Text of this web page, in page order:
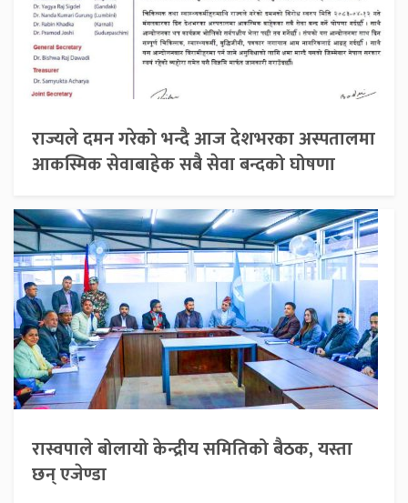
राज्यले दमन गरेको भन्दै आज देशभरका अस्पतालमा
आकस्मिक सेवाबाहेक सबै सेवा बन्दको घोषणा
रास्वपाले बोलायो केन्द्रीय समितिको बैठक, यस्ता
छन् एजेण्डा